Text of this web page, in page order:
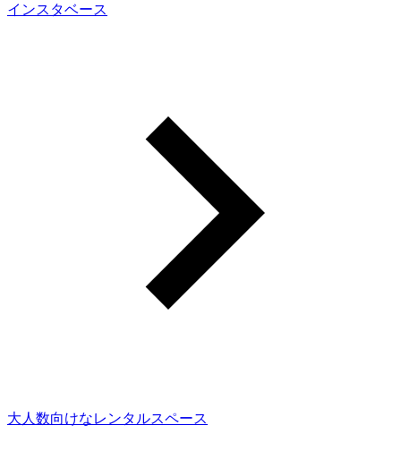
インスタベース
大人数向けなレンタルスペース